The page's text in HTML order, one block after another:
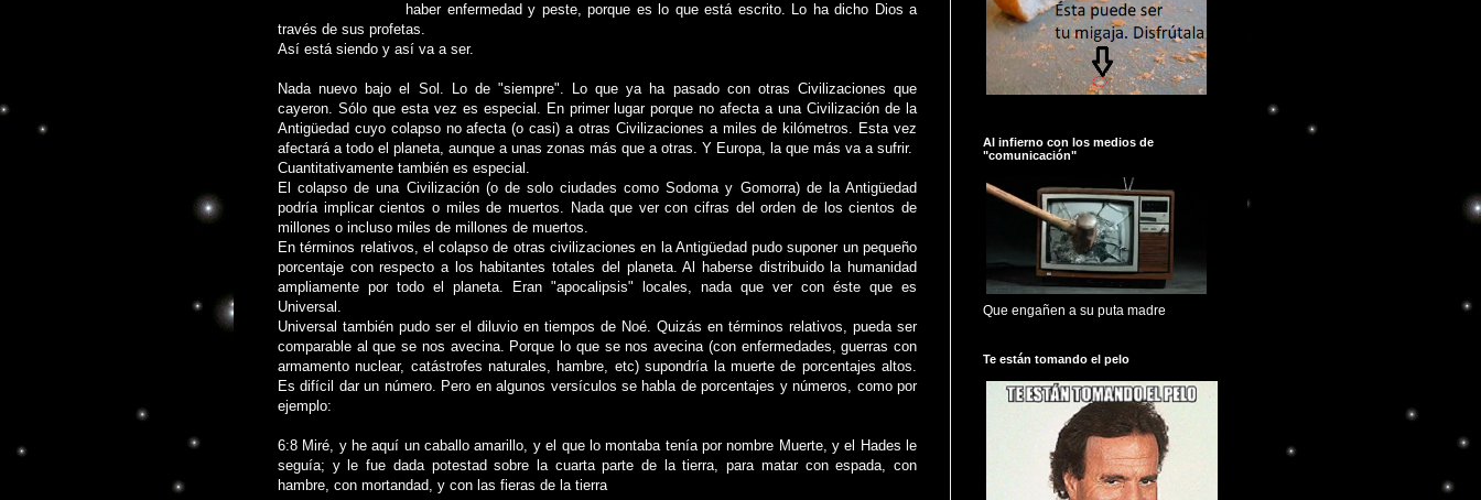
haber enfermedad y peste, porque es lo que está escrito. Lo ha dicho Dios a
través de sus profetas.
Así está siendo y así va a ser.
Nada nuevo bajo el Sol. Lo de "siempre". Lo que ya ha pasado con otras Civilizaciones que
cayeron. Sólo que esta vez es especial. En primer lugar porque no afecta a una Civilización de la
Antigüedad cuyo colapso no afecta (o casi) a otras Civilizaciones a miles de kilómetros. Esta vez
afectará a todo el planeta, aunque a unas zonas más que a otras. Y Europa, la que más va a sufrir.
Cuantitativamente también es especial.
El colapso de una Civilización (o de solo ciudades como Sodoma y Gomorra) de la Antigüedad
podría implicar cientos o miles de muertos. Nada que ver con cifras del orden de los cientos de
millones o incluso miles de millones de muertos.
En términos relativos, el colapso de otras civilizaciones en la Antigüedad pudo suponer un pequeño
porcentaje con respecto a los habitantes totales del planeta. Al haberse distribuido la humanidad
ampliamente por todo el planeta. Eran "apocalipsis" locales, nada que ver con éste que es
Universal.
Universal también pudo ser el diluvio en tiempos de Noé. Quizás en términos relativos, pueda ser
comparable al que se nos avecina. Porque lo que se nos avecina (con enfermedades, guerras con
armamento nuclear, catástrofes naturales, hambre, etc) supondría la muerte de porcentajes altos.
Es difícil dar un número. Pero en algunos versículos se habla de porcentajes y números, como por
ejemplo:
6:8 Miré, y he aquí un caballo amarillo, y el que lo montaba tenía por nombre Muerte, y el Hades le
seguía; y le fue dada potestad sobre la cuarta parte de la tierra, para matar con espada, con
hambre, con mortandad, y con las fieras de la tierra
Al infierno con los medios de
"comunicación"
Que engañen a su puta madre
Te están tomando el pelo